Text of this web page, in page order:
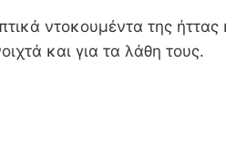
ντοκουμέντα της
και για τα λάθη τους.